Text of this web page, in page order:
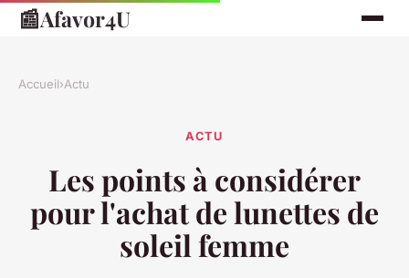
📰Afavor4U
Accueil›Actu
ACTU
Les points à considérer
pour l'achat de lunettes de
soleil femme